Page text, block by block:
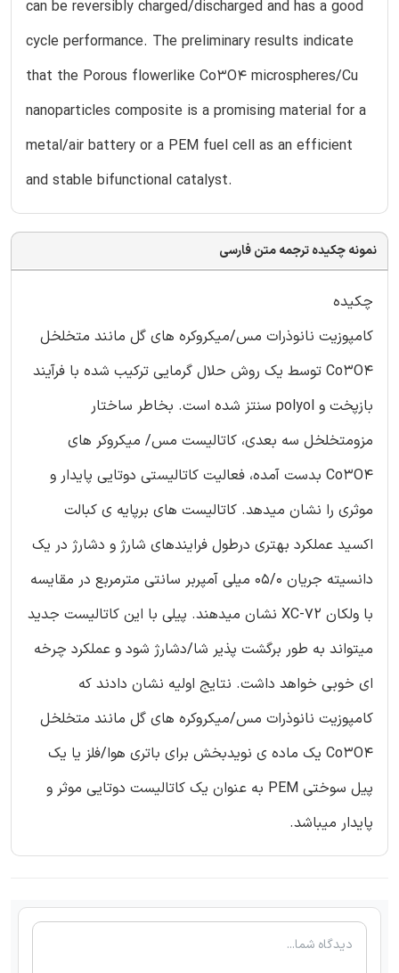
can be reversibly charged/discharged and has a good
cycle performance. The preliminary results indicate
that the Porous flowerlike Co3O4 microspheres/Cu
nanoparticles composite is a promising material for a
metal/air battery or a PEM fuel cell as an efficient
and stable bifunctional catalyst.
نمونه چکیده ترجمه متن فارسی
چکیده
کامپوزیت نانوذرات مس/میکروکره های گل مانند متخلخل
Co3O4 توسط یک روش حلال گرمایی ترکیب شده با فرآیند
بازپخت و polyol سنتز شده است. بخاطر ساختار
مزومتخلخل سه بعدی، کاتالیست مس/ میکروکر های
Co3O4 بدست آمده، فعالیت کاتالیستی دوتایی پایدار و
موثری را نشان میدهد. کاتالیست های برپایه ی کبالت
اکسید عملکرد بهتری درطول فرایندهای شارژ و دشارژ در یک
دانسیته جریان 05/0 میلی آمپربر سانتی مترمربع در مقایسه
با ولکان XC-72 نشان میدهند. پیلی با این کاتالیست جدید
میتواند به طور برگشت پذیر شا/دشارژ شود و عملکرد چرخه
ای خوبی خواهد داشت. نتایج اولیه نشان دادند که
کامپوزیت نانوذرات مس/میکروکره های گل مانند متخلخل
Co3O4 یک ماده ی نویدبخش برای باتری هوا/فلز یا یک
پیل سوختی PEM به عنوان یک کاتالیست دوتایی موثر و
پایدار میباشد.